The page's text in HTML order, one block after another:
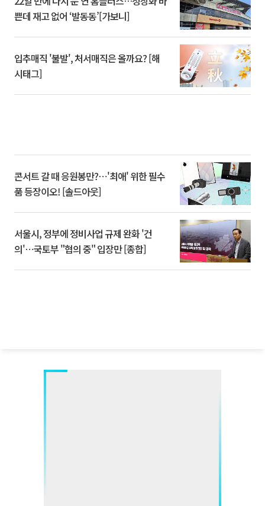
쁜데 재고 없어 ‘발동동’[가보니]
입추매직 '불발', 처서매직은 올까요? [해
시태그]
콘서트 갈 때 응원봉만?⋯'최애' 위한 필수
품 등장이오! [솔드아웃]
서울시, 정부에 정비사업 규제 완화 '건
의'⋯국토부 "협의 중" 입장만 [종합]